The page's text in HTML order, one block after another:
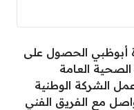
أبوظبي الحصول على
العامة
الشركة الوطنية
مع الفريق الفني